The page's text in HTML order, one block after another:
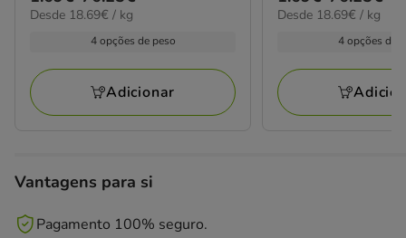
com
avaliações
de
76.25€
18.69€
Desde 18.69€ / kg
4 opções de peso
Adicionar
com
avaliações
de
76.25€
18.69€
Desde 18.69€ / kg
4 opções de
Vantagens para si
Pagamento 100% seguro.